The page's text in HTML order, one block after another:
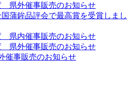
県外催事販売のお知らせ
蒲鉾品評会で最高賞を受賞しまし
県内催事販売のお知らせ
県外催事販売のお知らせ
催事販売のお知らせ